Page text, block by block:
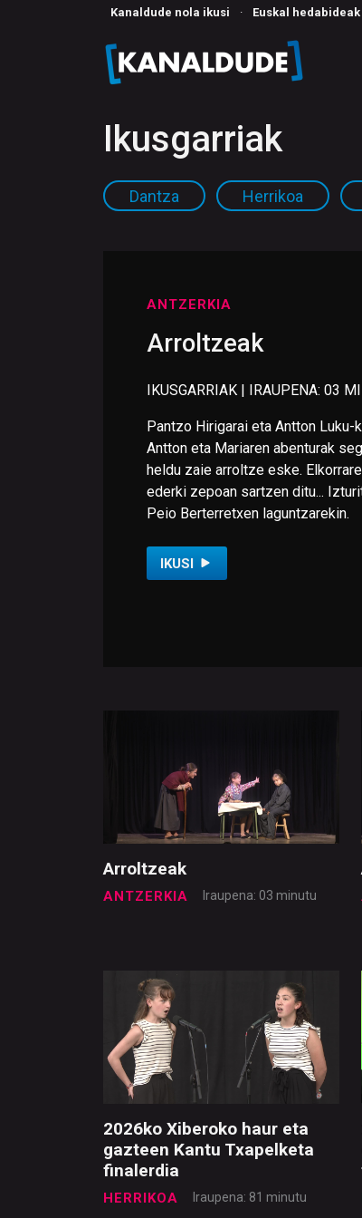
Kanaldude nola ikusi · Euskal hedabideak
Ikusgarriak
Dantza Herrikoa
ANTZERKIA
Arroltzeak
IKUSGARRIAK | IRAUPENA: 03
Pantzo Hirigarai eta Antton
Antton eta Mariaren abenturak
heldu zaie arroltze eske.
ederki zepoan sartzen ditu...
Peio Berterretxen laguntzarekin.
IKUSI
Arroltzeak
ANTZERKIA Iraupena: 03 minutu
2026ko Xiberoko haur eta
gazteen Kantu Txapelketa
finalerdia
HERRIKOA Iraupena: 81 minutu